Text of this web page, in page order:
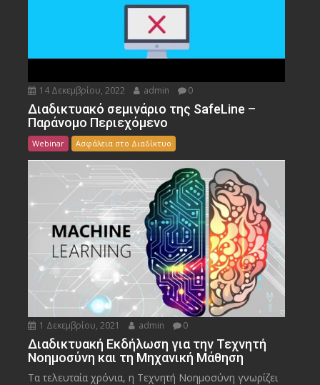
14 Δεκεμβρίου, 2022 admin 0
Διαδικτυακό σεμινάριο της SafeLine –
Παράνομο Περιεχόμενο
Webinar Ασφάλεια στο Διαδίκτυο
1 Δεκεμβρίου, 2021 admin 0
Διαδικτυακή Εκδήλωση για την Τεχνητή
Νοημοσύνη και τη Μηχανική Μάθηση
Τα τελευταία χρόνια, η Τεχνητή Νοημοσύνη γνωρίζει